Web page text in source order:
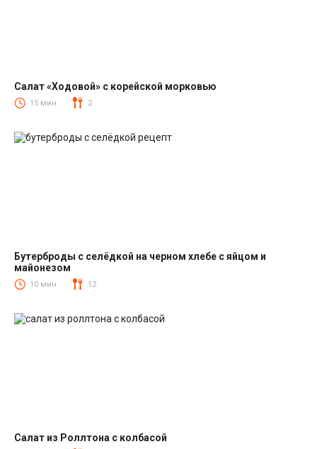
Салаты с корейской морковкой
Салат «Ходовой» с корейской морковью
15 мин. 2
Закуски
Бутерброды с селёдкой на черном хлебе с яйцом и
майонезом
10 мин. 12
Салат из Роллтона с колбасой